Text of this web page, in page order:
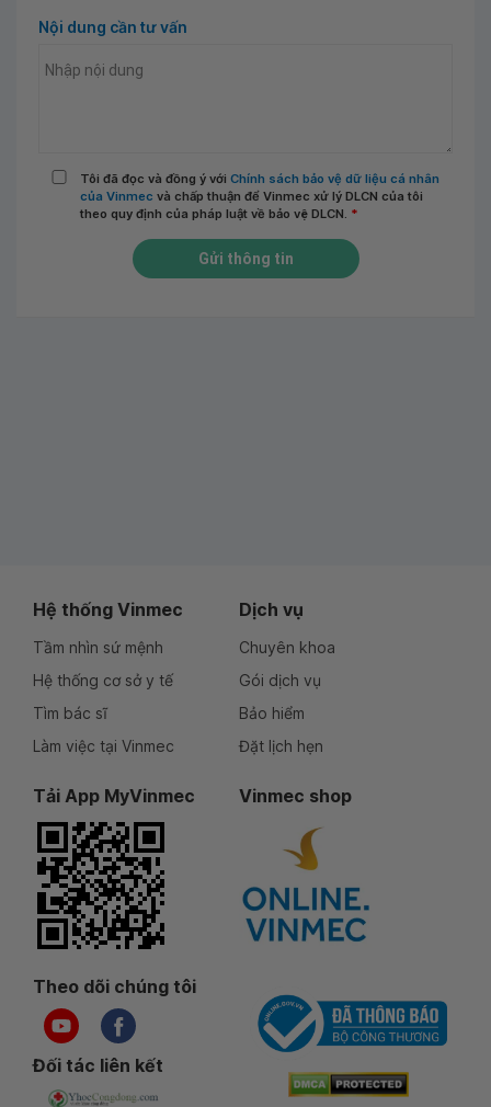
Nội dung cần tư vấn
Tôi đã đọc và đồng ý với Chính sách bảo vệ dữ liệu cá nhân
của Vinmec và chấp thuận để Vinmec xử lý DLCN của tôi
theo quy định của pháp luật về bảo vệ DLCN. *
Gửi thông tin
Hệ thống Vinmec
Tầm nhìn sứ mệnh
Hệ thống cơ sở y tế
Tìm bác sĩ
Làm việc tại Vinmec
Dịch vụ
Chuyên khoa
Gói dịch vụ
Bảo hiểm
Đặt lịch hẹn
Tải App MyVinmec Vinmec shop
Theo dõi chúng tôi
Đối tác liên kết